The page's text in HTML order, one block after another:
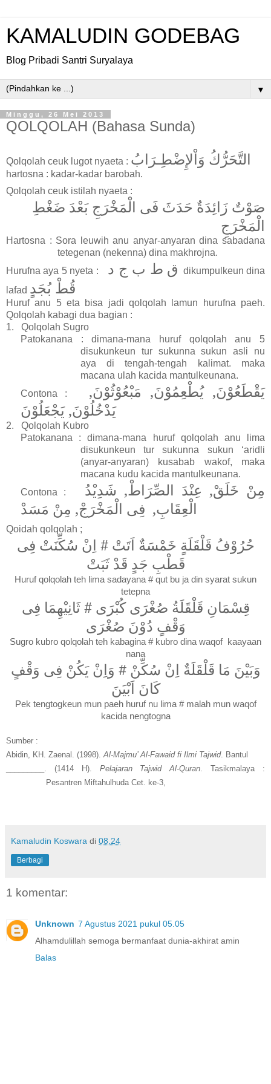
KAMALUDIN GODEBAG
Blog Pribadi Santri Suryalaya
▼
Minggu, 26 Mei 2013
QOLQOLAH (Bahasa Sunda)
Qolqolah ceuk lugot nyaeta : التَّحَرُّكُ وَاْلإِضْطِـرَابُ
hartosna : kadar-kadar barobah.
Qolqolah ceuk istilah nyaeta :
صَوْتٌ زَائِدَةٌ حَدَثَ فَى الْمَخْرَجِ بَعْدَ ضَغْطِ
الْمَخْرَجِ
Hartosna : Sora leuwih anu anyar-anyaran dina sabadana
tetegenan (nekenna) dina makhrojna.
Hurufna aya 5 nyeta :
ق ط ب ج د dikumpulkeun dina
lafad قُطْ بُجَدٍ
Huruf anu 5 eta bisa jadi qolqolah lamun hurufna paeh.
Qolqolah kabagi dua bagian :
1.
Qolqolah Sugro
Patokanana : dimana-mana huruf qolqolah anu 5
disukunkeun tur sukunna sukun asli nu
aya di tengah-tengah kalimat. maka
macana ulah kacida mantulkeunana.
Contona :
يَقْطَعُوْنَ, يُطْعِمُوْنَ, مَبْعُوْثُوْنَ,
يَدْخُلُوْنَ, يَجْعَلُوْنَ
2.
Qolqolah Kubro
Patokanana : dimana-mana huruf qolqolah anu lima
disukunkeun tur sukunna sukun ‘aridli
(anyar-anyaran) kusabab wakof, maka
macana kudu kacida mantulkeunana.
Contona :
مِنْ خَلَقْ, عِنْدَ الصِّرَاطْ, شَدِيْدُ
الْعِقَابِ, فِى الْمَخْرَجْ, مِنْ مَسَدْ
Qoidah qolqolah ;
حُرُوْفُ قَلْقَلَةٍ خَمْسَةٌ اَتَتْ # اِنْ سُكِّنَتْ فِى
قَطْبِ جَدٍ قَدْ ثَبَتْ
Huruf qolqolah teh lima sadayana # qut bu ja din syarat sukun
tetepna
قِسْمَانِ قَلْقَلَةُ صُغْرَى كُبْرَى # ثَانِيْهِمَا فِى
وَقْفٍ دُوْنَ صُغْرَى
Sugro kubro qolqolah teh kabagina # kubro dina waqof kaayaan
nana
وَبَيْنَ مَا قَلْقَلَةٌ اِنْ سُكِّنْ # وَاِنْ يَكُنْ فِى وَقْفٍ
كَانَ اَبْيَنَ
Pek tengtogkeun mun paeh huruf nu lima # malah mun waqof
kacida nengtogna
Sumber :
Abidin, KH. Zaenal. (1998). Al-Majmu’ Al-Fawaid fi Ilmi Tajwid. Bantul
_________. (1414 H).
Pelajaran Tajwid Al-Quran . Tasikmalaya :
Pesantren Miftahulhuda Cet. ke-3,
Kamaludin Koswara di 08.24
Berbagi
1 komentar:
Unknown 7 Agustus 2021 pukul 05.05
Alhamdulillah semoga bermanfaat dunia-akhirat amin
Balas